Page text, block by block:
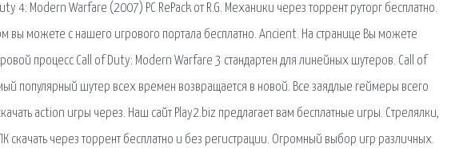
4: Modern Warfare (2007) PC RePack от R.G. Механики через торрент руторг бесплатно.
вы можете с нашего игрового портала бесплатно. Ancient. На странице Вы можете
процесс Call of Duty: Modern Warfare 3 стандартен для линейных шутеров. Call of
популярный шутер всех времен возвращается в новой. Все заядлые геймеры всего
action игры через. Наш сайт Play2.biz предлагает вам бесплатные игры. Стрелялки,
скачать через торрент бесплатно и без регистрации. Огромный выбор игр различных.